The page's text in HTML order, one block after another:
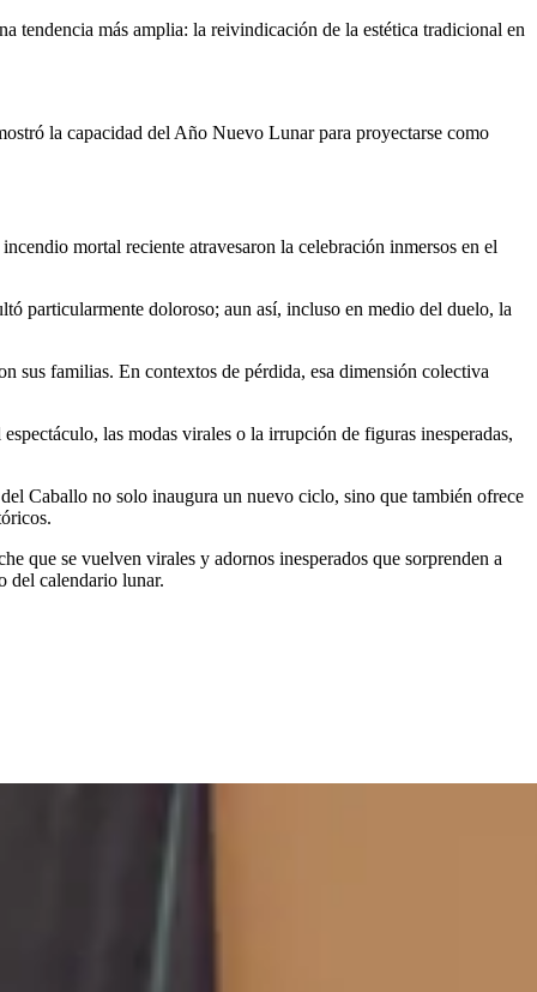
tendencia más amplia: la reivindicación de la estética tradicional en
la capacidad del Año Nuevo Lunar para proyectarse como
mortal reciente atravesaron la celebración inmersos en el
particularmente doloroso; aun así, incluso en medio del duelo, la
sus familias. En contextos de pérdida, esa dimensión colectiva
las modas virales o la irrupción de figuras inesperadas,
Caballo no solo inaugura un nuevo ciclo, sino que también ofrece
que se vuelven virales y adornos inesperados que sorprenden a
del calendario lunar.